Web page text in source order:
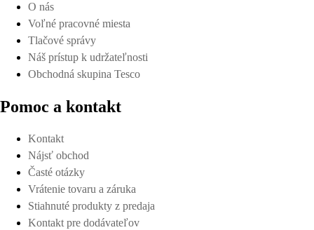
O nás
Voľné pracovné miesta
Tlačové správy
Náš prístup k udržateľnosti
Obchodná skupina Tesco
Pomoc a kontakt
Kontakt
Nájsť obchod
Časté otázky
Vrátenie tovaru a záruka
Stiahnuté produkty z predaja
Kontakt pre dodávateľov